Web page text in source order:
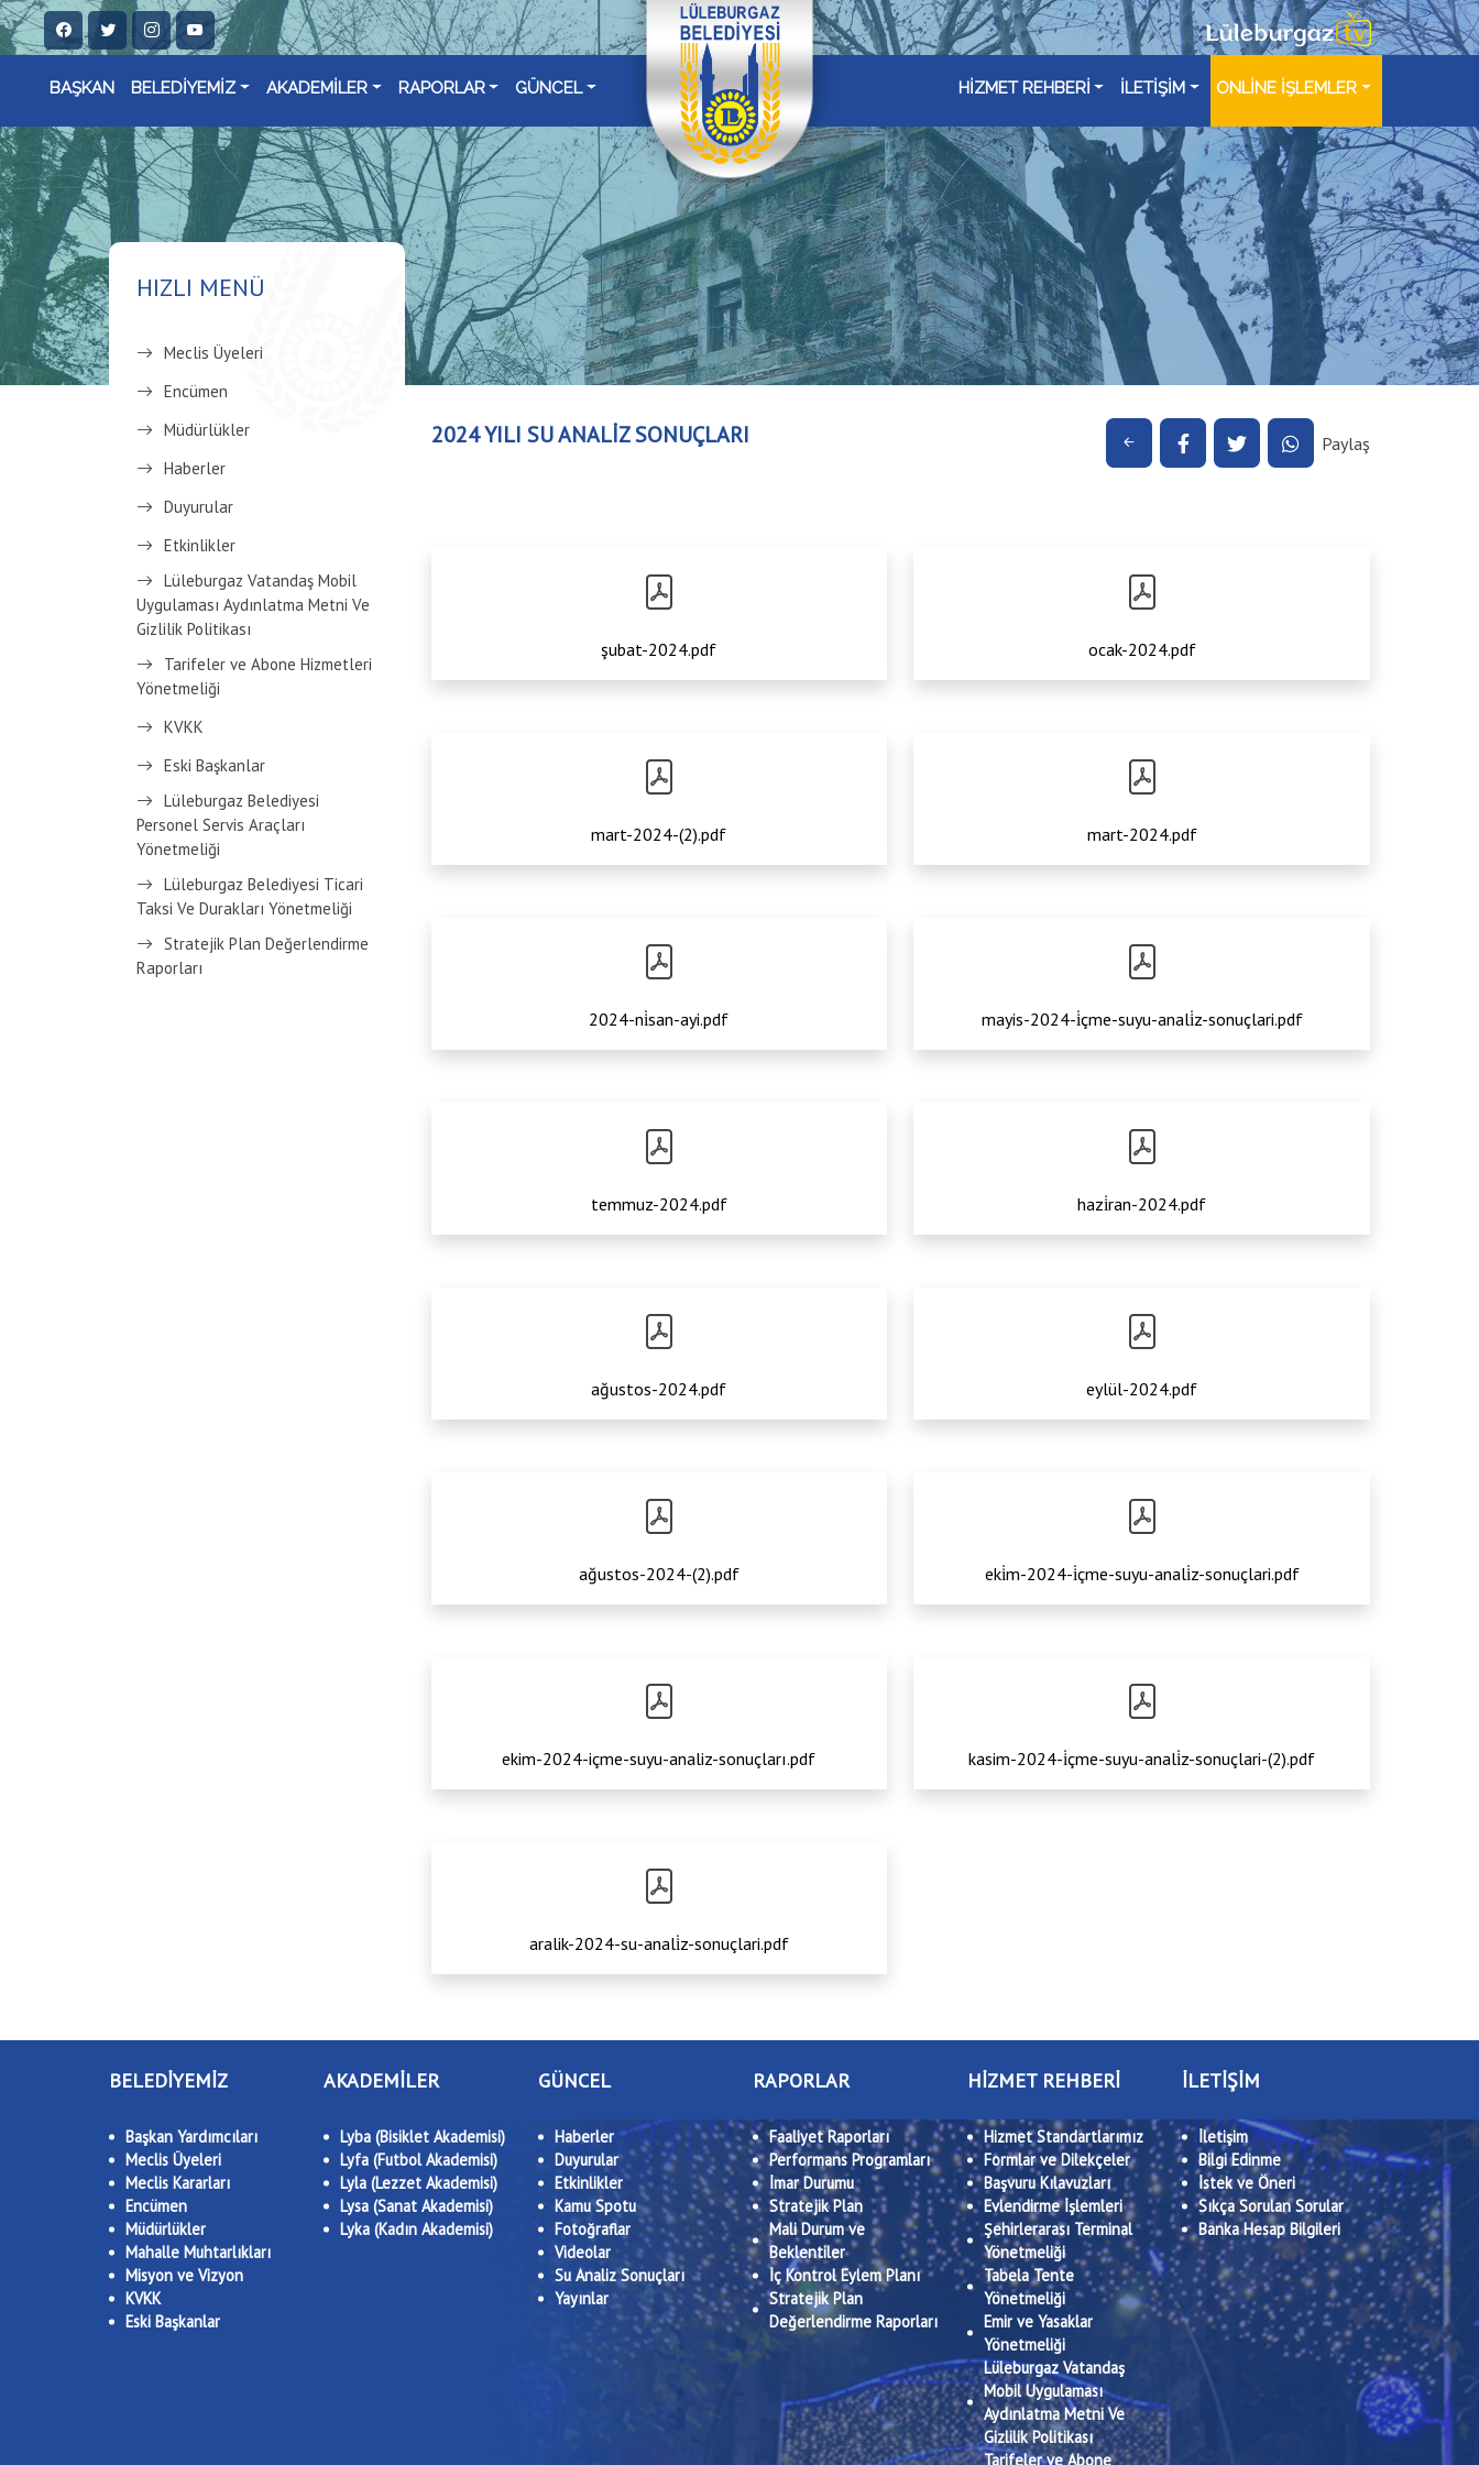
BAŞKAN BELEDİYEMİZ AKADEMİLER RAPORLAR GÜNCEL HİZMET REHBERİ İLETİŞİM ONLİNE İŞLEMLER
HIZLI MENÜ
Meclis Üyeleri
Encümen
Müdürlükler
Haberler
Duyurular
Etkinlikler
Lüleburgaz Vatandaş Mobil
Uygulaması Aydınlatma Metni Ve
Gizlilik Politikası
Tarifeler ve Abone Hizmetleri
Yönetmeliği
KVKK
Eski Başkanlar
Lüleburgaz Belediyesi
Personel Servis Araçları
Yönetmeliği
Lüleburgaz Belediyesi Ticari
Taksi Ve Durakları Yönetmeliği
Stratejik Plan Değerlendirme
Raporları
2024 YILI SU ANALİZ SONUÇLARI Paylaş
şubat-2024.pdf ocak-2024.pdf
mart-2024-(2).pdf mart-2024.pdf
2024-ni̇san-ayi.pdf mayis-2024-i̇çme-suyu-anali̇z-sonuçlari.pdf
temmuz-2024.pdf hazi̇ran-2024.pdf
ağustos-2024.pdf eylül-2024.pdf
ağustos-2024-(2).pdf eki̇m-2024-i̇çme-suyu-anali̇z-sonuçlari.pdf
ekim-2024-içme-suyu-analiz-sonuçları.pdf kasim-2024-i̇çme-suyu-anali̇z-sonuçlari-(2).pdf
aralik-2024-su-anali̇z-sonuçlari.pdf
BELEDİYEMİZ
Başkan Yardımcıları
Meclis Üyeleri
Meclis Kararları
Encümen
Müdürlükler
Mahalle Muhtarlıkları
Misyon ve Vizyon
KVKK
Eski Başkanlar
AKADEMİLER
Lyba (Bisiklet Akademisi)
Lyfa (Futbol Akademisi)
Lyla (Lezzet Akademisi)
Lysa (Sanat Akademisi)
Lyka (Kadın Akademisi)
GÜNCEL
Haberler
Duyurular
Etkinlikler
Kamu Spotu
Fotoğraflar
Videolar
Su Analiz Sonuçları
Yayınlar
RAPORLAR
Faaliyet Raporları
Performans Programları
İmar Durumu
Stratejik Plan
Mali Durum ve
Beklentiler
İç Kontrol Eylem Planı
Stratejik Plan
Değerlendirme Raporları
HİZMET REHBERİ
Hizmet Standartlarımız
Formlar ve Dilekçeler
Başvuru Kılavuzları
Evlendirme İşlemleri
Şehirlerarası Terminal
Yönetmeliği
Tabela Tente
Yönetmeliği
Emir ve Yasaklar
Yönetmeliği
Lüleburgaz Vatandaş
Mobil Uygulaması
Aydınlatma Metni Ve
Gizlilik Politikası
Tarifeler ve Abone
İLETİŞİM
İletişim
Bilgi Edinme
İstek ve Öneri
Sıkça Sorulan Sorular
Banka Hesap Bilgileri